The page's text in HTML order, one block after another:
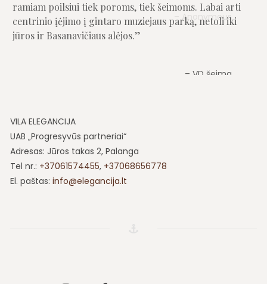
ramiam poilsiui tiek poroms, tiek šeimoms. Labai arti
centrinio įėjimo į gintaro muziejaus parką, netoli iki
jūros ir Basanavičiaus alėjos.
VD šeima
VILA ELEGANCIJA
UAB „Progresyvūs partneriai“
Adresas: Jūros takas 2, Palanga
Tel nr.:
+37061574455,
+37068656778
El. paštas: info@elegancija.lt